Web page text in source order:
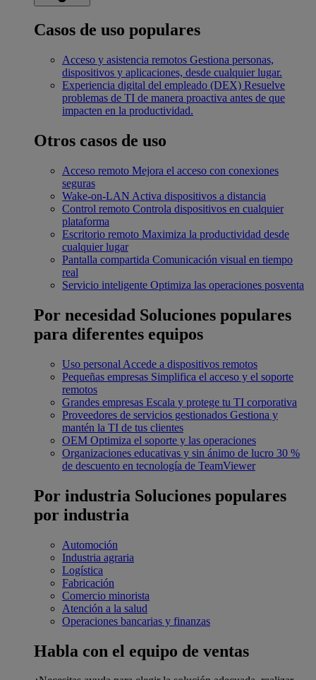
Casos de uso populares
Acceso y asistencia remotos Gestiona personas,
dispositivos y aplicaciones, desde cualquier lugar.
Experiencia digital del empleado (DEX) Resuelve
problemas de TI de manera proactiva antes de que
impacten en la productividad.
Otros casos de uso
Acceso remoto Mejora el acceso con conexiones
seguras
Wake-on-LAN Activa dispositivos a distancia
Control remoto Controla dispositivos en cualquier
plataforma
Escritorio remoto Maximiza la productividad desde
cualquier lugar
Pantalla compartida Comunicación visual en tiempo
real
Servicio inteligente Optimiza las operaciones posventa
Por necesidad Soluciones populares
para diferentes equipos
Uso personal Accede a dispositivos remotos
Pequeñas empresas Simplifica el acceso y el soporte
remotos
Grandes empresas Escala y protege tu TI corporativa
Proveedores de servicios gestionados Gestiona y
mantén la TI de tus clientes
OEM Optimiza el soporte y las operaciones
Organizaciones educativas y sin ánimo de lucro 30 %
de descuento en tecnología de TeamViewer
Por industria Soluciones populares
por industria
Automoción
Industria agraria
Logística
Fabricación
Comercio minorista
Atención a la salud
Operaciones bancarias y finanzas
Habla con el equipo de ventas